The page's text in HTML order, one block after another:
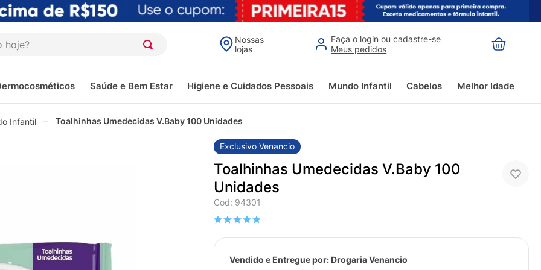
Nossas
lojas
Faça o login ou cadastre-se
Meus pedidos
Saúde e Bem Estar Higiene e Cuidados Pessoais Mundo Infantil Cabelos Melhor Idade
Infantil Toalhinhas Umedecidas V.Baby 100 Unidades
Exclusivo Venancio
Toalhinhas Umedecidas V.Baby 100
Unidades
Cod: 94301
Vendido e Entregue por: Drogaria Venancio